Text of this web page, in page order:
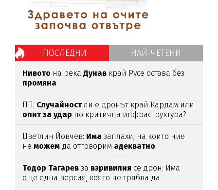
ПОСЛЕДНИ НАЙ-ЧЕТЕНИ
Нивото на рекаДунав край Русе остава без
промяна
ПП: Случайностли е дронът край Кардам или
опит за удар по критична инфраструктура?
Цветлин Йовчев: Има заплахи, на които ние
неможем да отговорим адекватно
Тодор Тагарев за взривилия се дрон: Има
още една версия, която не трябва да